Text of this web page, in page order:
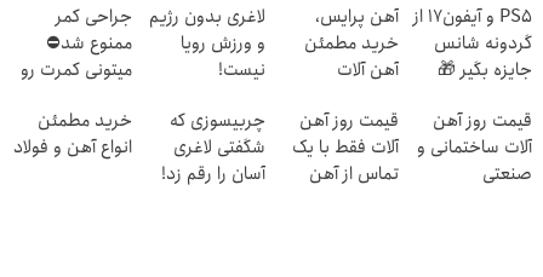
PS5 و آیفون17 از
گردونه شانس
جایزه بگیر 🎁
آهن پرایس،
خرید مطمئن
آهن آلات
لاغری بدون رژیم
و ورزش رویا
نیست!
جراحی کمر
ممنوع شد⛔
میتونی کمرت رو
کنی! 👈🏻
پرسش‌نامه
قیمت روز آهن
آلات ساختمانی و
صنعتی
قیمت روز آهن
آلات فقط با یک
تماس از آهن
چربیسوزی که
شگفتی لاغری
آسان را رقم زد!
خرید مطمئن
انواع آهن و فولاد